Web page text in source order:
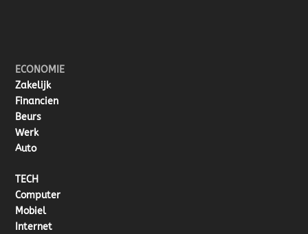
ECONOMIE
Zakelijk
Financien
Beurs
Werk
Auto
TECH
Computer
Mobiel
Internet